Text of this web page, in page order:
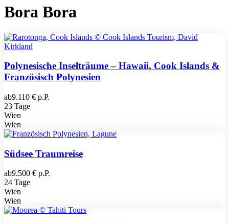
Bora Bora
Polynesische Inselträume – Hawaii, Cook Islands &
Französisch Polynesien
ab9.110 € p.P.
23 Tage
Wien
Wien
Südsee Traumreise
ab9.500 € p.P.
24 Tage
Wien
Wien